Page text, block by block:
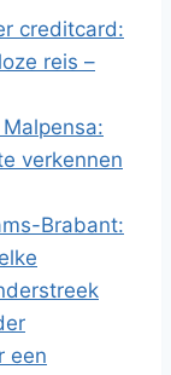
creditcard:
reis –
verkennen
Brabant:
een